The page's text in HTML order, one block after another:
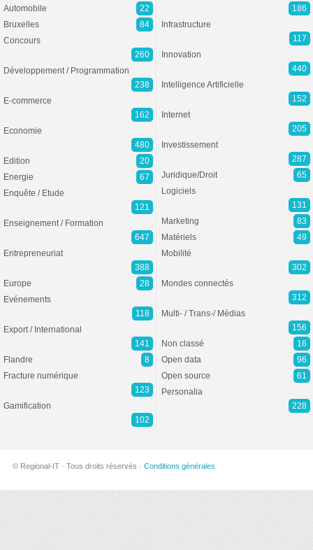
Automobile
22
Bruxelles
84
Concours
260
Développement / Programmation
238
E-commerce
162
Economie
480
Edition
20
Energie
67
Enquête / Etude
121
Enseignement / Formation
647
Entrepreneuriat
388
Europe
28
Evénements
118
Export / International
141
Flandre
8
Fracture numérique
123
Gamification
102
186
Infrastructure
117
Innovation
440
Intelligence Artificielle
152
Internet
205
Investissement
287
Juridique/Droit
65
Logiciels
131
Marketing
83
Matériels
49
Mobilité
302
Mondes connectés
312
Multi- / Trans-/ Médias
156
Non classé
16
Open data
96
Open source
61
Personalia
228
© Regional-IT · Tous droits réservés · Conditions générales